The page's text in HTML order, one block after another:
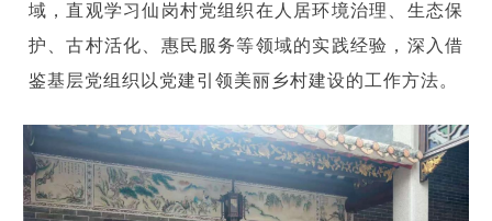
域，直观学习仙岗村党组织在人居环境治理、生态保
护、古村活化、惠民服务等领域的实践经验，深入借
鉴基层党组织以党建引领美丽乡村建设的工作方法。